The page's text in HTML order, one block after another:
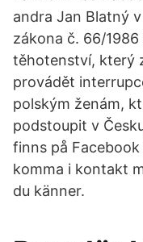
andra Jan Blatný
zákona č. 66/
těhotenství, který
provádět
polským ženám,
podstoupit v
finns på
komma i kontakt
du känner.